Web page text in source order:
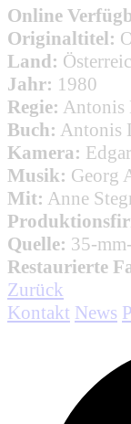
Online
Originaltitel:
Land:
Jahr: 1980
Regie: Antonis
Buch: Antonis
Kamera:
Musik: Georg
Mit: Anne
Quelle: 35-
Restaurierte
Zurück
Kontakt News